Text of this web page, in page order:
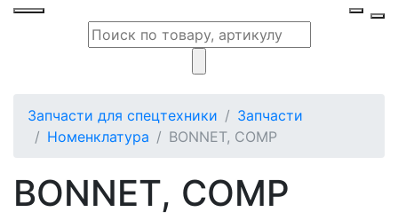
Запчасти для спецтехники
Запчасти
Номенклатура
BONNET, COMP
BONNET, COMP